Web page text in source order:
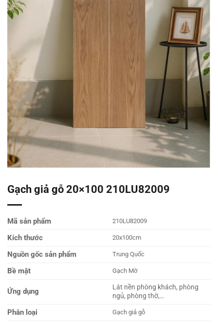
Gạch giả gỗ 20×100 210LU82009
Mã sản phẩm 210LU82009
Kích thước 20x100cm
Nguồn gốc sản phẩm Trung Quốc
Bề mặt Gạch Mờ
Ứng dụng
Lát nền phòng khách, phòng
ngủ, phòng thờ,…
Phân loại Gạch giả gỗ